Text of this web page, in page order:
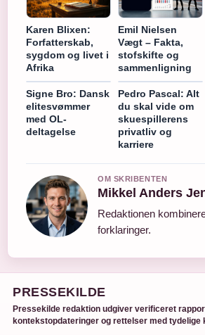
Karen Blixen:
Forfatterskab,
sygdom og livet i
Afrika
Emil Nielsen
Vægt – Fakta,
stofskifte og
sammenligning
Signe Bro: Dansk
elitesvømmer
med OL-
deltagelse
Pedro Pascal: Alt
du skal vide om
skuespillerens
privatliv og
karriere
OM SKRIBENTEN
Mikkel Anders
Redaktionen
forklaringer.
PRESSEKILDE
Pressekilde redaktion udgiver verificeret
kontekstopdateringer og rettelser med tydelige